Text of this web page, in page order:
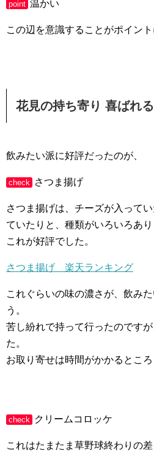
point 温かい
この辺を意識することがポイント
花見の持ち寄り 喜ばれ
飲みたい派に好評だったのが、
check さつま揚げ
さつま揚げは、チーズが入って
ていたりと、種類がいろいろあり
これが好評でした。
さつま揚げ 楽天ランキング
これぐらいの味の濃さが、飲み
う。
苦し紛れで持って行ったのです
た。
お取り寄せは時間がかかるところ
check クリームコロッケ
これはたまたま草野球終わりの